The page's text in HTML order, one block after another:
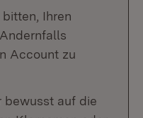
Ihren
Account zu
bewusst auf die